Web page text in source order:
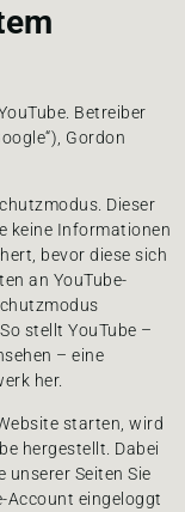
Betreiber
Gordon
Dieser
keine Informationen
bevor diese sich
an YouTube-
stellt YouTube –
– eine
her.
starten, wird
hergestellt. Dabei
unserer Seiten Sie
Account eingeloggt